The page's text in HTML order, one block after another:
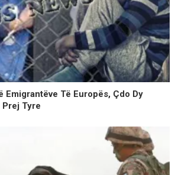
Emigrantëve Të Europës, Çdo Dy
Tyre